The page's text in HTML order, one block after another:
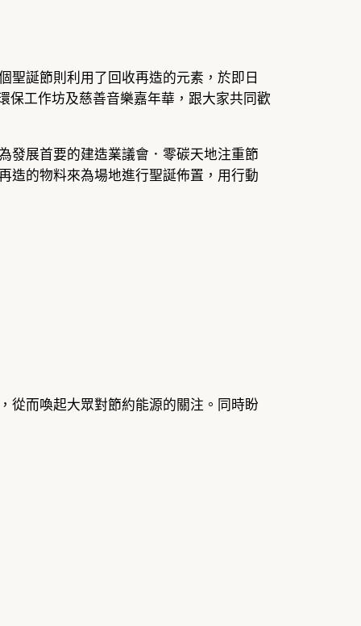
聖誕節則利用了回收再造的元素，於即日
保工作坊及慈善音樂嘉年華，跟大家共同歡
發展首要的建造業議會．零碳天地注重節
造的物料來為場地進行聖誕佈置，用行動
從而喚起大眾對節約能源的關注。同時盼